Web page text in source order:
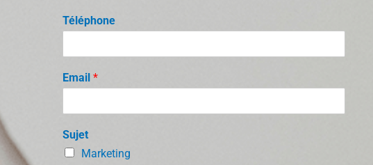
Téléphone
Email *
Sujet
Marketing